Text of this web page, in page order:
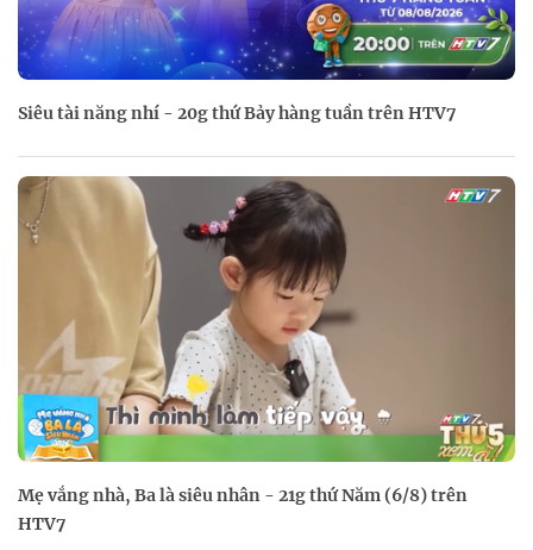
Siêu tài năng nhí - 20g thứ Bảy hàng tuần trên HTV7
Mẹ vắng nhà, Ba là siêu nhân - 21g thứ Năm (6/8) trên
HTV7